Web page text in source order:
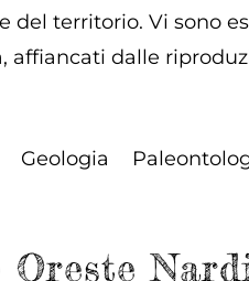
del territorio. Vi sono
affiancati dalle
Geologia
Oreste